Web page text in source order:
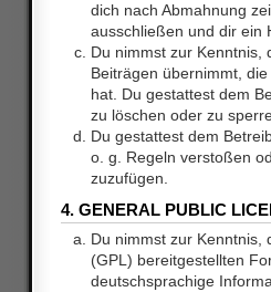
dich nach Abmahnung
ausschließen und dir ein
Du nimmst zur Kenntnis,
Beiträgen übernimmt,
hat. Du gestattest dem
zu löschen oder zu
Du gestattest dem
o. g. Regeln verstoßen
zuzufügen.
4. GENERAL PUBLIC
Du nimmst zur Kenntnis,
(GPL) bereitgestellten
deutschsprachige